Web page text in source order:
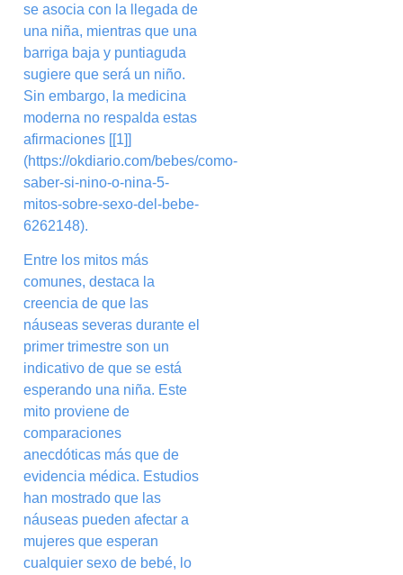
se asocia con la llegada de
una niña, mientras que una
barriga baja y puntiaguda
sugiere que será un niño.
Sin embargo, la medicina
moderna no respalda estas
afirmaciones [[1]]
(https://okdiario.com/bebes/como-
saber-si-nino-o-nina-5-
mitos-sobre-sexo-del-bebe-
6262148).
Entre los mitos más
comunes, destaca la
creencia de que las
náuseas severas durante el
primer trimestre son un
indicativo de que se está
esperando una niña. Este
mito proviene de
comparaciones
anecdóticas más que de
evidencia médica. Estudios
han mostrado que las
náuseas pueden afectar a
mujeres que esperan
cualquier sexo de bebé, lo